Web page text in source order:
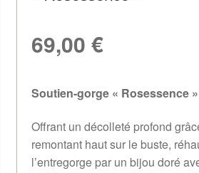
69,00 €
Soutien-gorge « Rosessence
Offrant un décolleté profond
remontant haut sur le buste,
l’entregorge par un bijou doré